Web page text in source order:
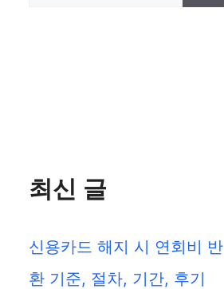
최신 글
신용카드 해지 시 연회비 반
환 기준, 절차, 기간, 후기